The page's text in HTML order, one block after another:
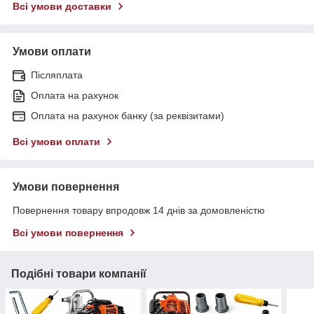
Всі умови доставки
Умови оплати
Післяплата
Оплата на рахунок
Оплата на рахунок банку (за реквізитами)
Всі умови оплати
Умови повернення
Повернення товару впродовж 14 днів за домовленістю
Всі умови повернення
Подібні товари компанії